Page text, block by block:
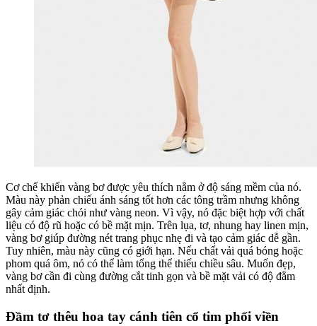
Cơ chế khiến vàng bơ được yêu thích nằm ở độ sáng mềm của nó.
Màu này phản chiếu ánh sáng tốt hơn các tông trầm nhưng không
gây cảm giác chói như vàng neon. Vì vậy, nó đặc biệt hợp với chất
liệu có độ rũ hoặc có bề mặt mịn. Trên lụa, tơ, nhung hay linen mịn,
vàng bơ giúp đường nét trang phục nhẹ đi và tạo cảm giác dễ gần.
Tuy nhiên, màu này cũng có giới hạn. Nếu chất vải quá bóng hoặc
phom quá ôm, nó có thể làm tổng thể thiếu chiều sâu. Muốn đẹp,
vàng bơ cần đi cùng đường cắt tinh gọn và bề mặt vải có độ đằm
nhất định.
Đầm tơ thêu hoa tay cánh tiên cổ tim phối viền